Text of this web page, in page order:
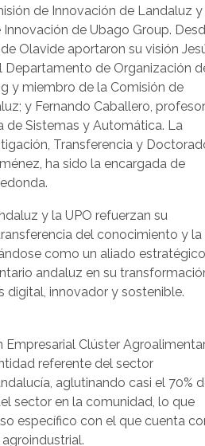
de Innovación de Landaluz y
Innovación de Ubago Group.
Olavide aportaron su visión
Departamento de Organización
y miembro de la Comisión de
y Fernando Caballero,
de Sistemas y Automática. La
Transferencia y
ha sido la encargada de
y la UPO refuerzan su
del conocimiento y la
como un aliado
andaluz en su
digital, innovador y sostenible.
Empresarial Clúster
referente del sector
aglutinando casi el 70%
sector en la comunidad, lo que
específico con el que cuenta